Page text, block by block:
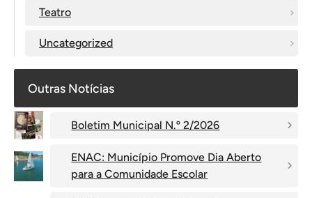
Teatro
Uncategorized
Outras Notícias
Boletim Municipal N.º 2/2026
ENAC: Município Promove Dia Aberto
para a Comunidade Escolar